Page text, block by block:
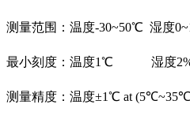
测量范围：温度-30~50℃ 湿度
最小刻度：温度1℃ 湿度
测量精度：温度±1℃ at